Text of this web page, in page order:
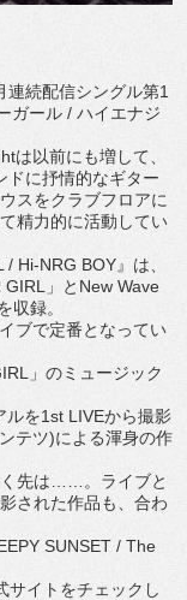
続配信シングル第1
ガール / ハイエナジ
以前にも増して、
ドに抒情的なギター
スをクラブフロアに
精力的に活動してい
Hi-NRG BOY』は、
」とNew Wave
収録。
ブで定番となってい
」のミュージック
を1st LIVEから撮影
テツ)による渾身の作
先は……。ライブと
された作品も、合わ
SUNSET / The
イトをチェックし